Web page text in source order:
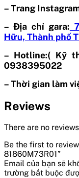
– Trang
– Địa chỉ gara:
Hữu, Thành phố
– Hotline:( Kỹ
0938395022
– Thời gian làm
Reviews
There are no
Be the first to
81860M73R01”
Email của bạn sẽ
trường bắt buộc